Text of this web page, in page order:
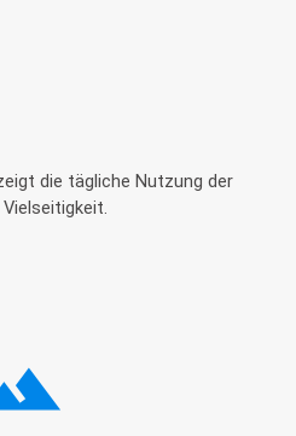
die tägliche Nutzung der